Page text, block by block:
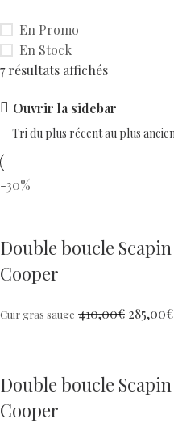
En Promo
En Stock
7 résultats affichés
Ouvrir la sidebar
-30%
Double boucle Scapin
Cooper
Cuir gras sauge 410,00€ 285,00€
Double boucle Scapin
Cooper